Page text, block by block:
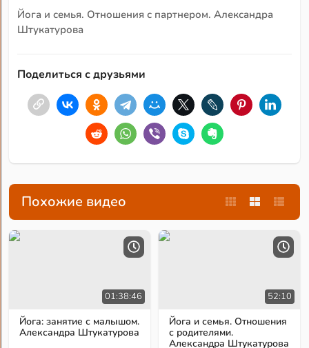
Йога и семья. Отношения с партнером. Александра
Штукатурова
Поделиться с друзьями
Похожие видео
01:38:46
Йога: занятие с малышом.
Александра Штукатурова
52:10
Йога и семья. Отношения
с родителями.
Александра Штукатурова